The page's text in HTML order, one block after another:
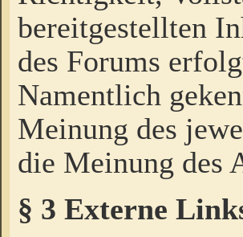
bereitgestellten
des Forums
Namentlich
Meinung des
die Meinung des
§ 3 Externe